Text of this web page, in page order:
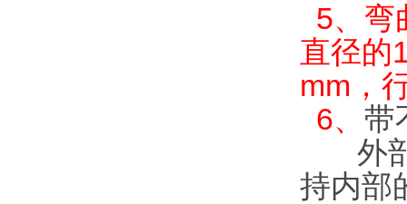
5、弯
直径的
mm，
6、 带
外部
持内部